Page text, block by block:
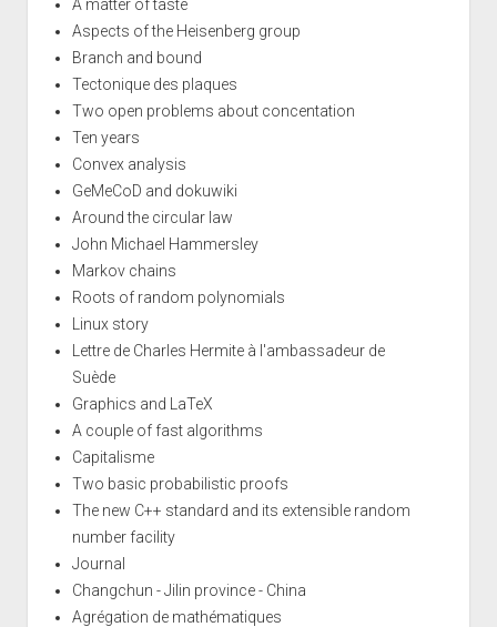
A matter of taste
Aspects of the Heisenberg group
Branch and bound
Tectonique des plaques
Two open problems about concentation
Ten years
Convex analysis
GeMeCoD and dokuwiki
Around the circular law
John Michael Hammersley
Markov chains
Roots of random polynomials
Linux story
Lettre de Charles Hermite à l'ambassadeur de
Suède
Graphics and LaTeX
A couple of fast algorithms
Capitalisme
Two basic probabilistic proofs
The new C++ standard and its extensible random
number facility
Journal
Changchun - Jilin province - China
Agrégation de mathématiques